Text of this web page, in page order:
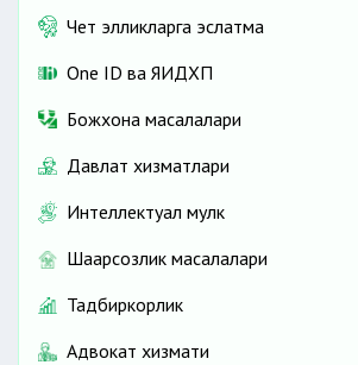
Чет элликларга эслатма
One ID ва ЯИДХП
Божхона масалалари
Давлат хизматлари
Интеллектуал мулк
Шаҳарсозлик масалалари
Тадбиркорлик
Адвокат хизмати